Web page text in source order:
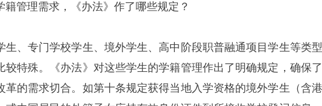
籍管理需求，《办法》作了哪些规定？
生、专门学校学生、境外学生、高中阶段职普融通项目学生等类
较特殊。《办法》对这些学生的学籍管理作出了明确规定，确保
革的需求切合。如第十条规定获得当地入学资格的境外学生（含